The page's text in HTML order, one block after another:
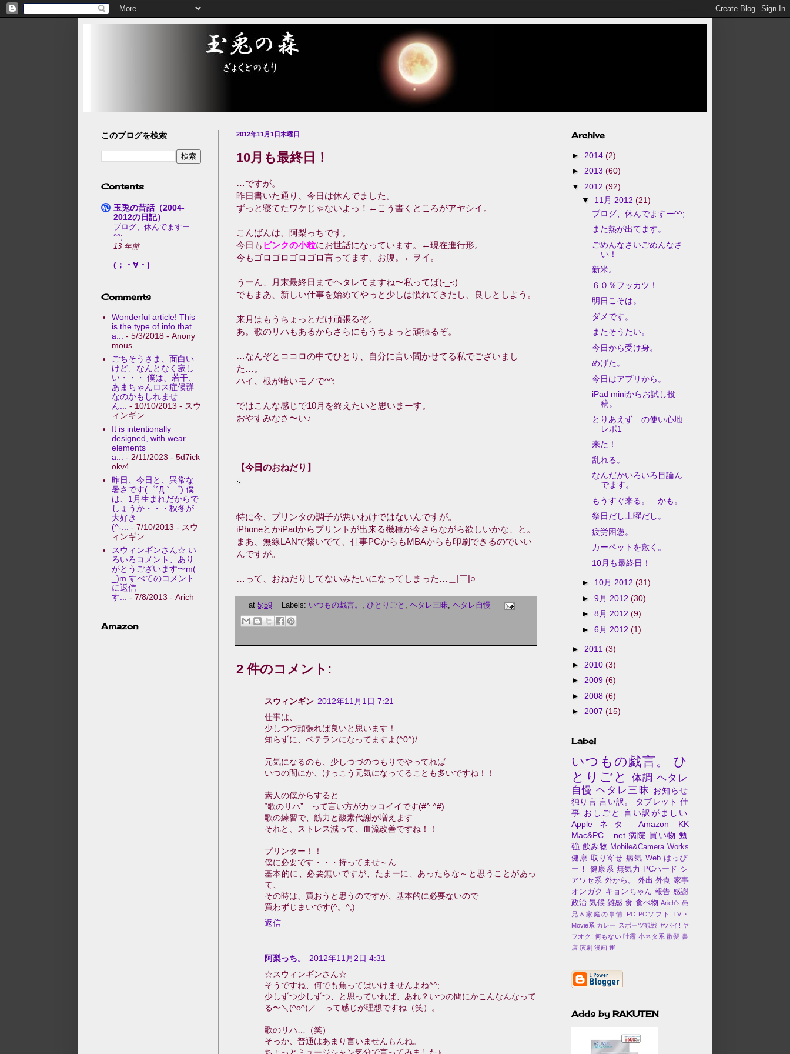
2012年11月1日木曜日
10月も最終日！
…ですが。
昨日書いた通り、今日は休んでました。
ずっと寝てたワケじゃないよっ！←こう書くところがアヤシイ。
こんばんは、阿梨っちです。
今日も ピンクの小粒にお世話になっています。←現在進行形。
今もゴロゴロゴロゴロ言ってます、お腹。←ヲイ。
うーん、月末最終日までヘタレてますね〜私ってば(-_-;)
でもまあ、新しい仕事を始めてやっと少しは慣れてきたし、良しとしよう。
来月はもうちょっとだけ頑張るぞ。
あ。歌のリハもあるからさらにもうちょっと頑張るぞ。
…なんぞとココロの中でひとり、自分に言い聞かせてる私でございまし
た…。
ハイ、根が暗いモノで^^;
ではこんな感じで10月を終えたいと思いまーす。
おやすみなさ〜い♪
【今日のおねだり】
特に今、プリンタの調子が悪いわけではないんですが。
iPhoneとかiPadからプリントが出来る機種が今さらながら欲しいかな、と。
まあ、無線LANで繋いでて、仕事PCからもMBAからも印刷できるのでいい
んですが。
…って、おねだりしてないみたいになってしまった…＿|￣|○
at 5:59 Labels: いつもの戯言。 ,ひとりごと ,ヘタレ三昧,ヘタレ自慢
2 件のコメント:
スウィンギン 2012年11月1日 7:21
仕事は、
少しつづ頑張れば良いと思います！
知らずに、ベテランになってますよ(^0^)/
元気になるのも、少しつづのつもりでやってれば
いつの間にか、けっこう元気になってることも多いですね！！
素人の僕からすると
“歌のリハ” って言い方がカッコイイです(#^.^#)
歌の練習で、筋力と酸素代謝が増えます
それと、ストレス減って、血流改善ですね！！
プリンター！！
僕に必要です・・・持ってませ～ん
基本的に、必要無いですが、たまーに、あったらな～と思うことがあっ
て、
その時は、買おうと思うのですが、基本的に必要ないので
買わずじまいです(^。^;)
返信
阿梨っち。
2012年11月2日 4:31
☆スウィンギンさん☆
そうですね、何でも焦ってはいけませんよね^^;
少しずつ少しずつ、と思っていれば、あれ？いつの間にかこんなんなって
る〜＼(^o^)／…って感じが理想ですね（笑）。
歌のリハ…（笑）
そっか、普通はあまり言いませんもんね。
このブログを検索
Contents
玉兎の昔話（2004-
2012の日記）
ブログ、休んでますー
^^;
13 年前
(；・∀・)
Comments
Wonderful article! This
is the type of info that
a...
- 5/3/2018- Anony
mous
ごちそうさま、面白い
けど、なんとなく寂し
い・・・ 僕は、若干、
あまちゃんロス症候群
なのかもしれませ
ん...
- 10/10/2013 - スウ
ィンギン
It is intentionally
designed, with wear
elements
a...
- 2/11/2023 - 5d7ick
okv4
昨日、今日と、異常な
暑さです(゜´Д｀゜) 僕
は、1月生まれだからで
しょうか・・・秋冬が
大好き
(^-...
- 7/10/2013 - スウ
ィンギン
スウィンギンさん☆ い
ろいろコメント、あり
がとうございます〜m(_
_)m すべてのコメント
に返信
す...
- 7/8/2013 - Arich
Amazon
Archive
► 2014 (2)
► 2013 (60)
▼ 2012 (92)
▼ 11月 2012 (21)
ブログ、休んでますー^^;
また熱が出てます。
ごめんなさいごめんなさ
い！
新米。
６０％フッカツ！
明日こそは。
ダメです。
またそうたい。
今日から受け身。
めげた。
今日はアプリから。
iPad miniからお試し投
稿。
とりあえず…の使い心地
レポ1
来た！
乱れる。
なんだかいろいろ目論ん
でます。
もうすぐ来る。…かも。
祭日だし土曜だし。
疲労困憊。
カーペットを敷く。
10月も最終日！
► 10月 2012 (31)
► 9月 2012 (30)
► 8月 2012 (9)
► 6月 2012 (1)
► 2011 (3)
► 2010 (3)
► 2009 (6)
► 2008 (6)
► 2007 (15)
Label
いつもの戯言。
ひ
とりごと
体調 ヘタレ
自慢 ヘタレ三昧 お知らせ
独り言 言い訳。 タブレット 仕
事 おしごと
言い訳がましい
Appleネタ
Amazon
KK
Mac&PC...
net 病院 買い物 勉
強 飲み物 Mobile&Camera Works
健康 取り寄せ 病気 Web はっぴ
ー！
健康系 無気力 PCハード シ
アワセ系 外から。 外出 外食 家事
オンガク キョンちゃん 報告 感謝
政治 気候 雑感 食 食べ物 Arich's 愚
兄＆家庭の事情
PC PCソフト
TV・
Movie系 カレー スポーツ観戦 ヤバイ! ヤ
フオク! 何もない 吐露 小ネタ系 散髪 書
店 演劇 漫画 運
Adds by RAKUTEN